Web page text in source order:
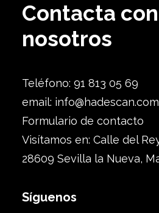
Contacta con
nosotros
Teléfono: 91 813 05 69
email: info@hadescan.com
Formulario de contacto
Visítamos en: Calle del
28609 Sevilla la Nueva,
Síguenos